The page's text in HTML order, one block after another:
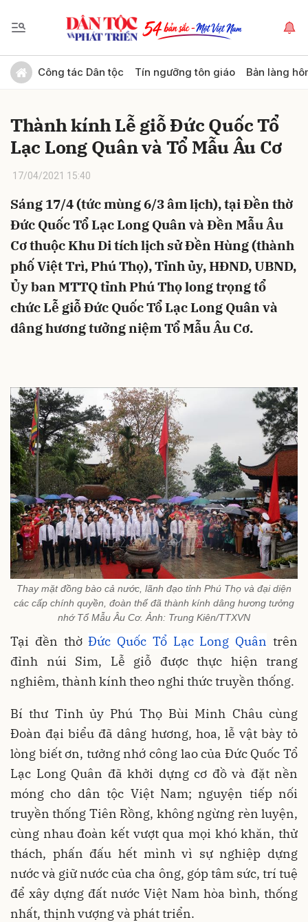
Công tác Dân tộc Tín ngưỡng tôn giáo Bản làng
Thành kính Lễ giỗ Đức Quốc Tổ
Lạc Long Quân và Tổ Mẫu Âu Cơ
17/04/2021 15:40
Sáng 17/4 (tức mùng 6/3 âm lịch), tại Đền thờ
Đức Quốc Tổ Lạc Long Quân và Đền Mẫu Âu
Cơ thuộc Khu Di tích lịch sử Đền Hùng (thành
phố Việt Trì, Phú Thọ), Tỉnh ủy, HĐND, UBND,
Ủy ban MTTQ tỉnh Phú Thọ long trọng tổ
chức Lễ giỗ Đức Quốc Tổ Lạc Long Quân và
dâng hương tưởng niệm Tổ Mẫu Âu Cơ.
Thay mặt đồng bào cả nước, lãnh đạo tỉnh Phú Thọ và đại diện
các cấp chính quyền, đoàn thể đã thành kính dâng hương tưởng
nhớ Tổ Mẫu Âu Cơ. Ảnh: Trung Kiên/TTXVN
Tại đền thờĐức Quốc Tổ Lạc Long Quân trên
đỉnh núi Sim, Lễ giỗ được thực hiện trang
nghiêm, thành kính theo nghi thức truyền thống.
Bí thư Tỉnh ủy Phú Thọ Bùi Minh Châu cùng
Đoàn đại biểu đã dâng hương, hoa, lễ vật bày tỏ
lòng biết ơn, tưởng nhớ công lao của Đức Quốc Tổ
Lạc Long Quân đã khởi dựng cơ đồ và đặt nền
móng cho dân tộc Việt Nam; nguyện tiếp nối
truyền thống Tiên Rồng, không ngừng rèn luyện,
cùng nhau đoàn kết vượt qua mọi khó khăn, thử
thách, phấn đấu hết mình vì sự nghiệp dựng
nước và giữ nước của cha ông, góp tâm sức, trí tuệ
để xây dựng đất nước Việt Nam hòa bình, thống
nhất, thịnh vượng và phát triển.
Gửi bình luận
Hủy Gửi